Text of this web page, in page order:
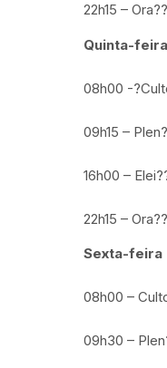
22h15 –
Quinta-
08h00 -
09h15 –
16h00 –
22h15 –
Sexta-feira
08h00 –
09h30 –